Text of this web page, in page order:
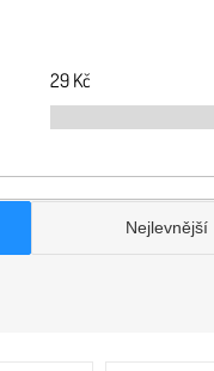
29 Kč
Nejlevnější